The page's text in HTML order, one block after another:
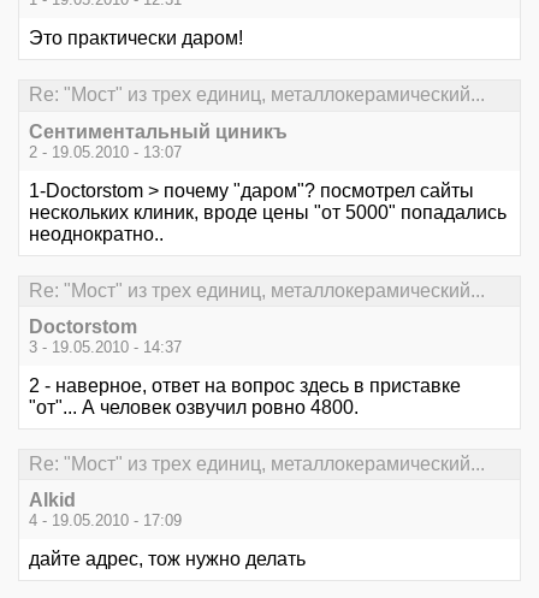
Это практически даром!
Re: "Мост" из трех единиц, металлокерамический...
Сентиментальный циникъ
2 - 19.05.2010 - 13:07
1-Doctorstom > почему "даром"? посмотрел сайты
нескольких клиник, вроде цены "от 5000" попадались
неоднократно..
Re: "Мост" из трех единиц, металлокерамический...
Doctorstom
3 - 19.05.2010 - 14:37
2 - наверное, ответ на вопрос здесь в приставке
"от"... А человек озвучил ровно 4800.
Re: "Мост" из трех единиц, металлокерамический...
Alkid
4 - 19.05.2010 - 17:09
дайте адрес, тож нужно делать